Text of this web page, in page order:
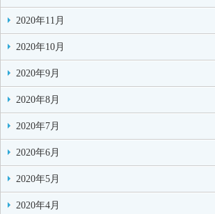
2020年11月
2020年10月
2020年9月
2020年8月
2020年7月
2020年6月
2020年5月
2020年4月